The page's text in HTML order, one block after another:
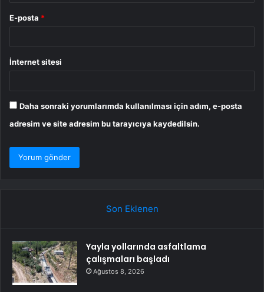
E-posta *
İnternet sitesi
Daha sonraki yorumlarımda kullanılması için adım, e-posta
adresim ve site adresim bu tarayıcıya kaydedilsin.
Son Eklenen
Yayla yollarında asfaltlama
çalışmaları başladı
Ağustos 8, 2026